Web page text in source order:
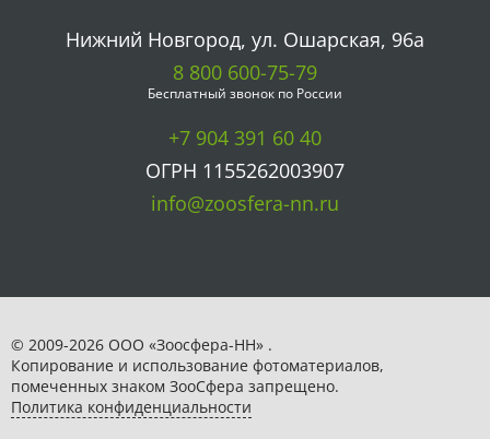
Нижний Новгород, ул. Ошарская, 96а
8 800 600-75-79
Бесплатный звонок по России
+7 904 391 60 40
ОГРН 1155262003907
info@zoosfera-nn.ru
© 2009-2026 ООО «Зоосфера-НН» .
Копирование и использование фотоматериалов,
помеченных знаком ЗooСфера запрещено.
Политика конфиденциальности